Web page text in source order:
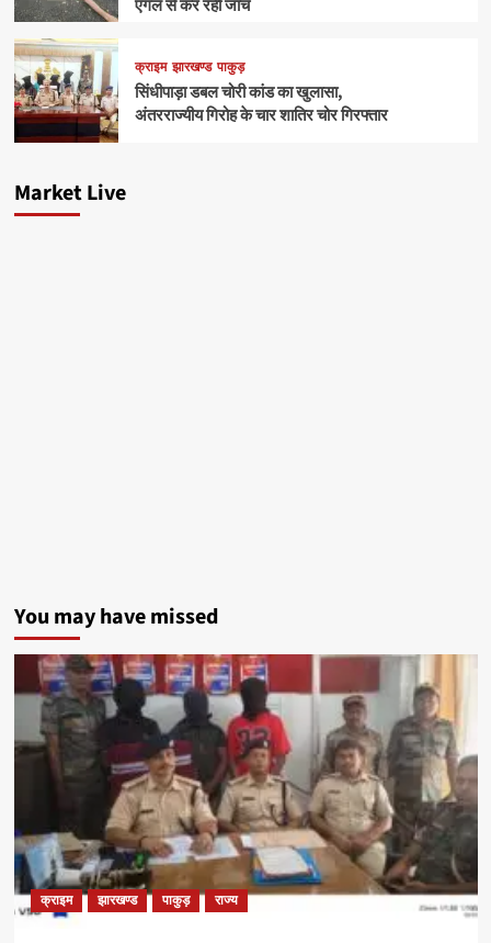
एंगल से कर रही जांच
क्राइम झारखण्ड पाकुड़
सिंधीपाड़ा डबल चोरी कांड का खुलासा,
अंतरराज्यीय गिरोह के चार शातिर चोर गिरफ्तार
Market Live
You may have missed
क्राइम झारखण्ड पाकुड़ राज्य